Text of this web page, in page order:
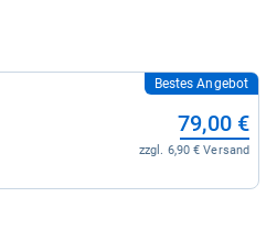
Bestes Angebot
79,00 €
zzgl. 6,90 € Versand